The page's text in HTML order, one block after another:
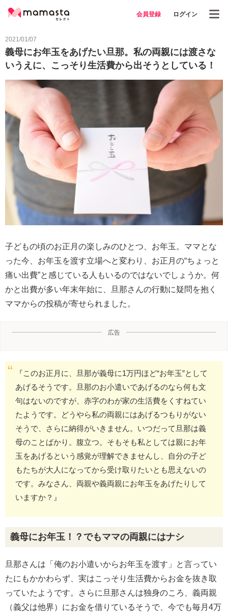
会員登録 ログイン
2021/01/07
義母にお年玉をあげたい旦那。私の両親には渡さな
いうえに、こっそり生活費から出そうとしている！
子どもの頃のお正月の楽しみのひとつ、お年玉。ママとな
った今、お年玉を渡す立場へと変わり、お正月の“ちょっと
痛い出費”と感じている人もいるのではないでしょうか。何
かと出費が多い年末年始に、旦那さんの行動に疑問を抱く
ママからの投稿が寄せられました。
広告
『このお正月に、旦那が義母に1万円ほど“お年玉”として
あげるそうです。旦那のお小遣いであげるのなら何も文
句はないのですが、赤字のわが家の生活費をくすねてい
たようです。どうやら私の両親にはあげるつもりがない
そうで、さらに納得がいきません。いつだって旦那は義
母のことばかり。腹立つ。そもそも私としては親にお年
玉をあげるという感覚が理解できませんし、自分の子ど
もたちが大人になってから受け取りたいとも思えないの
です。みなさん、両親や義両親にお年玉をあげたりして
いますか？』
義母にお年玉！？でもママの両親にはナシ
旦那さんは「俺のお小遣いからお年玉を渡す」と言ってい
たにもかかわらず、実はこっそり生活費からお金を抜き取
っていたようです。さらに旦那さんは独身のころ、義両親
（義父は他界）にお金を借りているそうで、今でも毎月4万